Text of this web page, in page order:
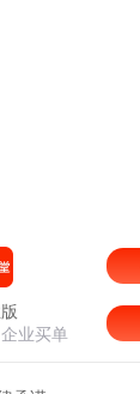
业买单